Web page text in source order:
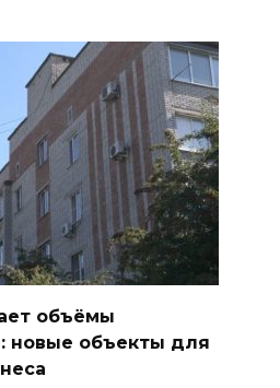
объёмы
новые объекты для